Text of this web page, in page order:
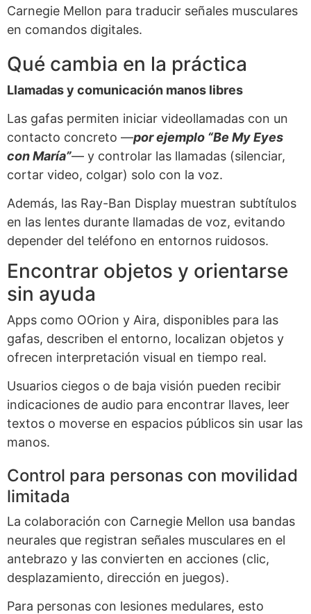
Carnegie Mellon para traducir señales musculares
en comandos digitales.
Qué cambia en la práctica
Llamadas y comunicación manos libres
Las gafas permiten iniciar videollamadas con un
contacto concreto —por ejemplo “Be My Eyes
con María”— y controlar las llamadas (silenciar,
cortar video, colgar) solo con la voz.
Además, las Ray-Ban Display muestran subtítulos
en las lentes durante llamadas de voz, evitando
depender del teléfono en entornos ruidosos.
Encontrar objetos y orientarse
sin ayuda
Apps como OOrion y Aira, disponibles para las
gafas, describen el entorno, localizan objetos y
ofrecen interpretación visual en tiempo real.
Usuarios ciegos o de baja visión pueden recibir
indicaciones de audio para encontrar llaves, leer
textos o moverse en espacios públicos sin usar las
manos.
Control para personas con movilidad
limitada
La colaboración con Carnegie Mellon usa bandas
neurales que registran señales musculares en el
antebrazo y las convierten en acciones (clic,
desplazamiento, dirección en juegos).
Para personas con lesiones medulares, esto